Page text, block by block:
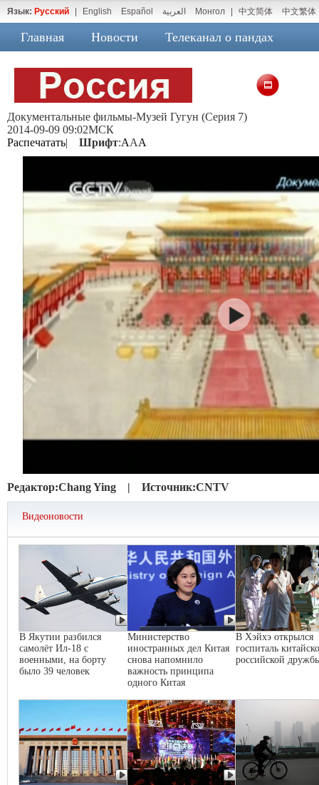
Язык: Русский English Español العربية Монгол 中文简体 中文繁体
Главная Новости Телеканал о пандах
Документальные фильмы-Музей Гугун (Серия 7)
2014-09-09 09:02МСК
Распечатать| Шрифт:AAA
Редактор:Chang Ying | Источник:CNTV
Видеоновости
В Якутии разбился
самолёт Ил-18 с
военными, на борту
было 39 человек
Министерство
иностранных дел Китая
снова напомнило
важность принципа
одного Китая
В Хэйхэ открылся
госпиталь
российской